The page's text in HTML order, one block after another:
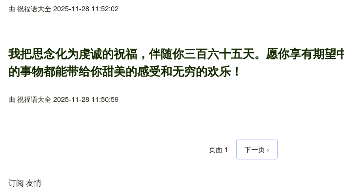
由 祝福语大全2025-11-28 11:52:02
我把思念化为虔诚的祝福，伴随你三百六十五天。愿你享有期望
的事物都能带给你甜美的感受和无穷的欢乐！
由 祝福语大全2025-11-28 11:50:59
分页
页面 1 下一页
下一页 ›
订阅 友情